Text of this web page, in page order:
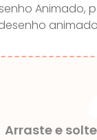
Animado,
Arraste e